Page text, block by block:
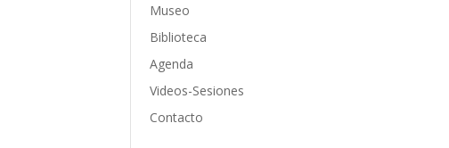
Museo
Biblioteca
Agenda
Videos-Sesiones
Contacto